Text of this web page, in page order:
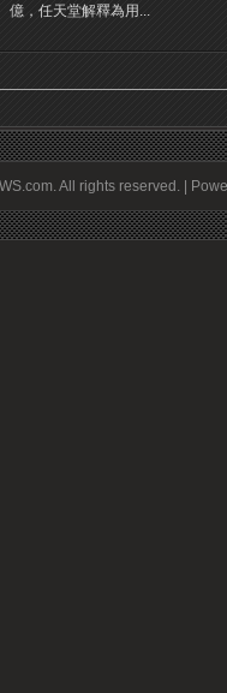
億，任天堂解釋為用...
All rights reserved. |